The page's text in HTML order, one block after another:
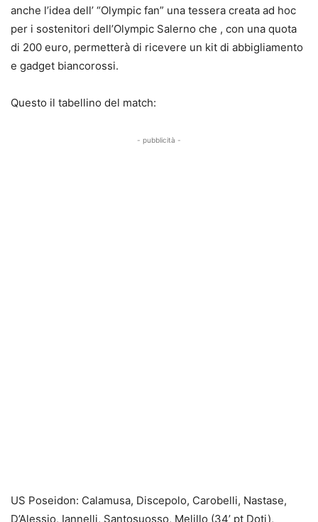
anche l’idea dell’ “Olympic fan” una tessera creata ad hoc
per i sostenitori dell’Olympic Salerno che , con una quota
di 200 euro, permetterà di ricevere un kit di abbigliamento
e gadget biancorossi.
Questo il tabellino del match:
- pubblicità -
US Poseidon: Calamusa, Discepolo, Carobelli, Nastase,
D’Alessio, Iannelli, Santosuosso, Melillo (34’ pt Doti),